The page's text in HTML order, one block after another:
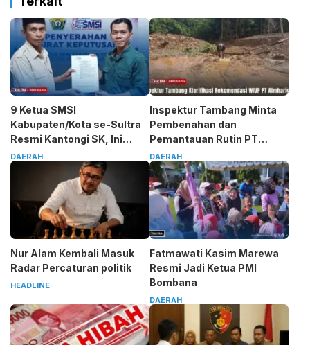
9 Ketua SMSI
Kabupaten/Kota se-Sultra
Resmi Kantongi SK, Ini
Pesan Tegas Sarjono
DAERAH
Inspektur Tambang Minta
Pembenahan dan
Pemantauan Rutin PT
Almharig
DAERAH
Nur Alam Kembali Masuk
Radar Percaturan politik
HEADLINE
Fatmawati Kasim Marewa
Resmi Jadi Ketua PMI
Bombana
DAERAH